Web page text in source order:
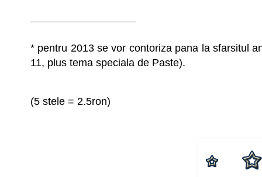
* pentru 2013 se vor contoriza pana la sfarsitul
11, plus tema speciala de Paste).
(5 stele = 2.5ron)